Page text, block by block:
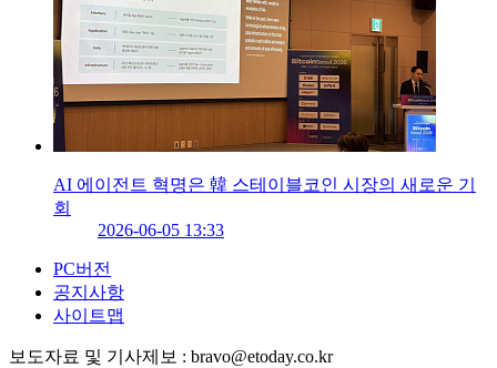
AI 에이전트 혁명은 韓 스테이블코인 시장의 새로운 기
회
2026-06-05 13:33
PC버전
공지사항
사이트맵
보도자료 및 기사제보 : bravo@etoday.co.kr